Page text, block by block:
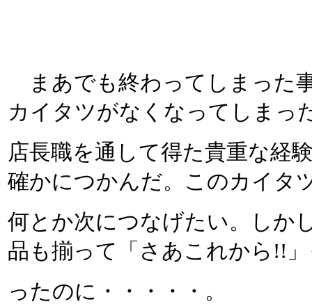
まあでも終わってしまった
カイタツがなくなってしまっ
店長職を通して得た貴重な経
確かにつかんだ。このカイタ
何とか次につなげたい。しか
品も揃って「さあこれから!!
ったのに・・・・・。